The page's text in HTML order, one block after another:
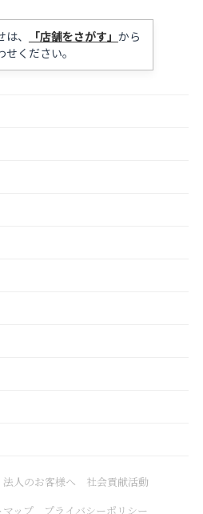
、 「店舗をさがす」 から
ください。
法人のお客様へ
社会貢献活動
マップ プライバシーポリシー